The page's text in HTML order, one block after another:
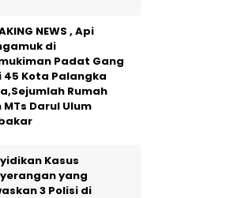
NEWS , Api
di
Padat Gang
45 Kota Palangka
Rumah
MTs Darul Ulum
Kasus
yang
3 Polisi di